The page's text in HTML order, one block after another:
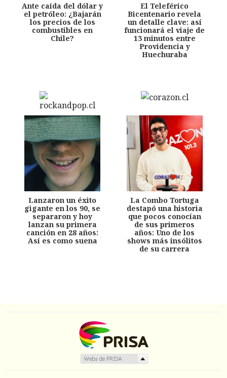
Ante caída del dólar y
el petróleo: ¿Bajarán
los precios de los
combustibles en
Chile?
El Teleférico
Bicentenario revela
un detalle clave: así
funcionará el viaje de
13 minutos entre
Providencia y
Huechuraba
Lanzaron un éxito
gigante en los 90, se
separaron y hoy
lanzan su primera
canción en 28 años:
Así es como suena
La Combo Tortuga
destapó una historia
que pocos conocían
de sus primeros
años: Uno de los
shows más insólitos
de su carrera